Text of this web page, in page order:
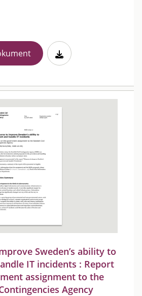
Sweden’s ability to
IT incidents : Report
assignment to the
Agency